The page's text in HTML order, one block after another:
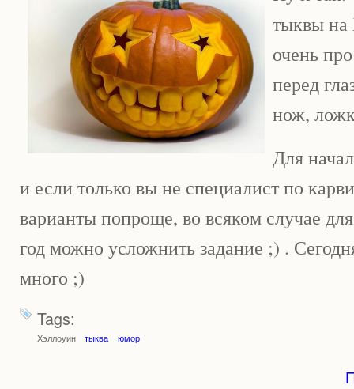
тыквы на
очень
перед
нож,
Для
и если только вы не специалист по
варианты попроще, во всяком случае
год можно усложнить задание ;) .
много ;)
Tags:
Хэллоуин тыква юмор